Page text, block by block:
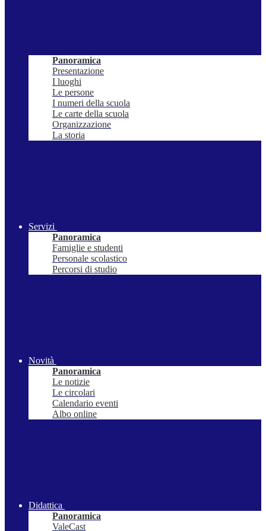
Panoramica
Presentazione
I luoghi
Le persone
I numeri della scuola
Le carte della scuola
Organizzazione
La storia
Servizi
Panoramica
Famiglie e studenti
Personale scolastico
Percorsi di studio
Novità
Panoramica
Le notizie
Le circolari
Calendario eventi
Albo online
Didattica
Panoramica
ValeCast